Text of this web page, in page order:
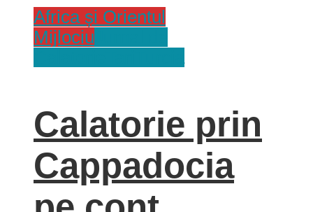
Africa și Orientul
Mijlociu
Calatorie prin
Cappadocia